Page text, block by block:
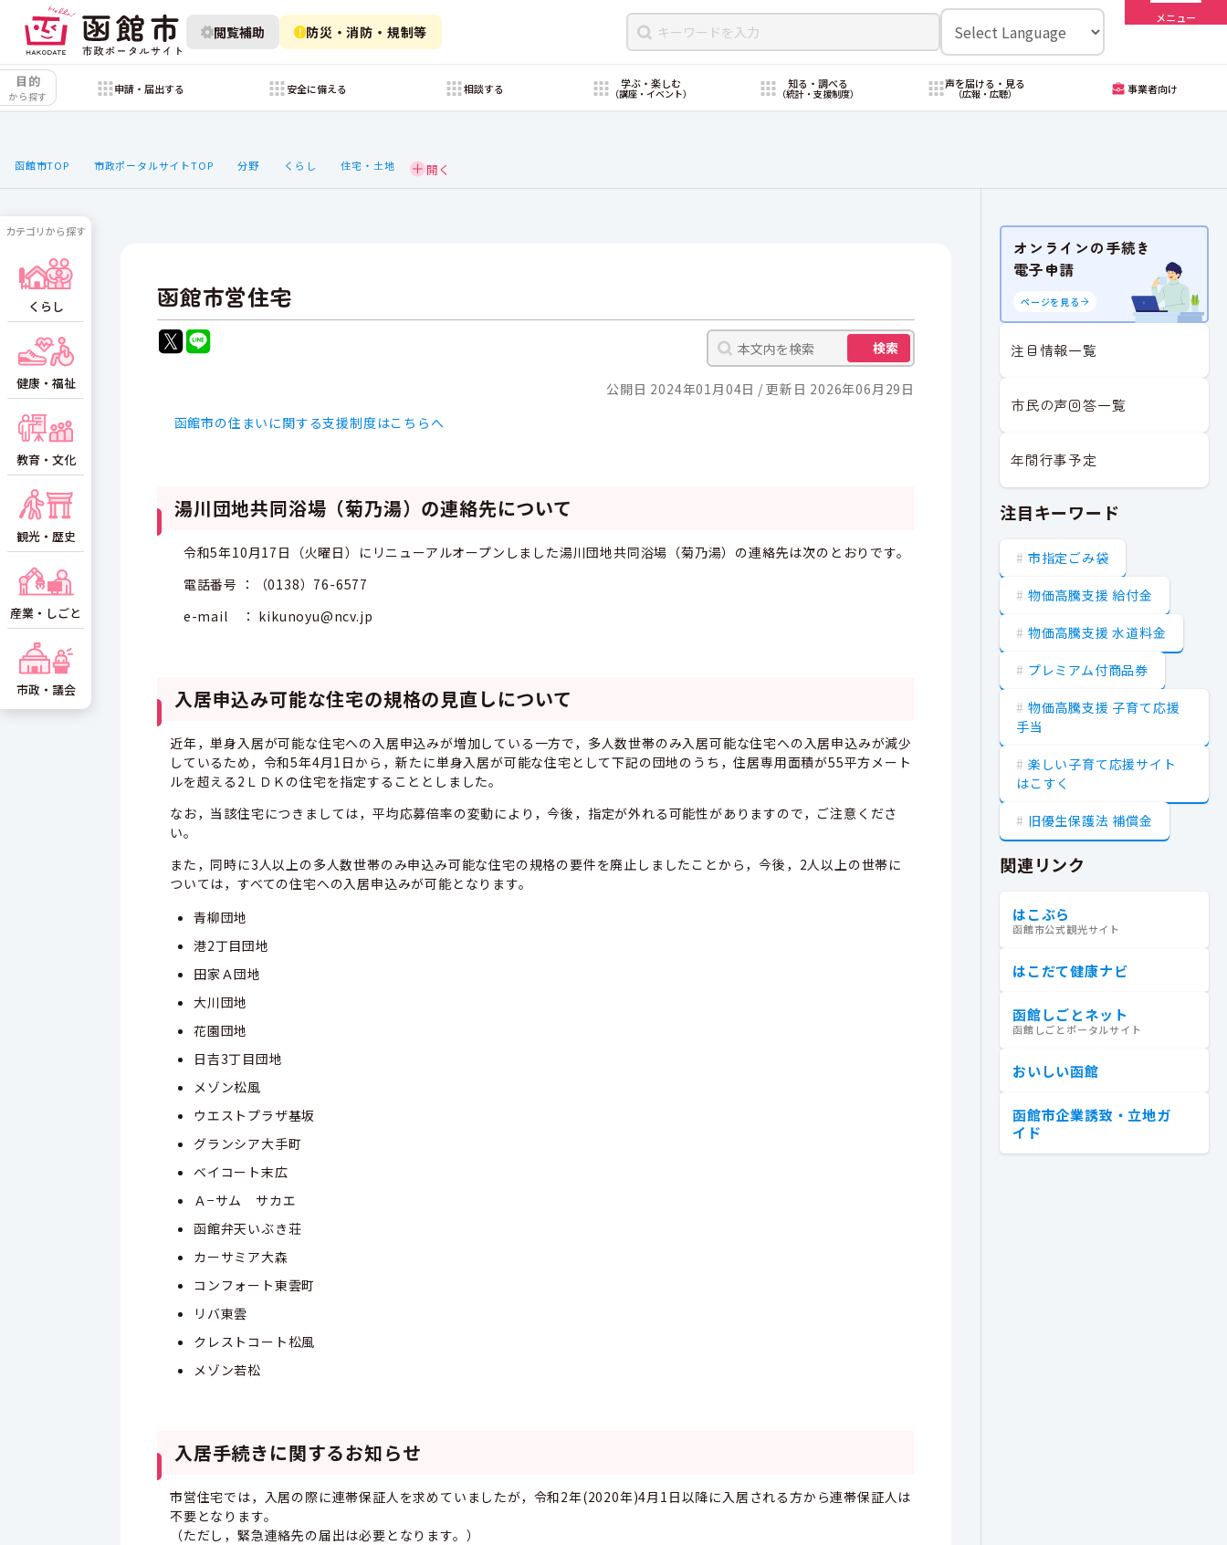
閲覧補助 防災・消防・規制等
メニュー
目的
から探す
申請・届出する 安全に備える 相談する 学ぶ・楽しむ
（講座・イベント）
知る・調べる
（統計・支援制度）
声を届ける・見る
（広報・広聴） 事業者向け
函館市TOP 市政ポータルサイトTOP 分野 くらし 住宅・土地
函館市営住宅
検索
公開日 2024年01月04日
更新日 2026年06月29日
函館市の住まいに関する支援制度はこちらへ
湯川団地共同浴場（菊乃湯）の連絡先について
令和5年10月17日（火曜日）にリニューアルオープンしました湯川団地共同浴場（菊乃湯）の連絡先は次のとおりです。
電話番号 ：（0138）76-6577
e-mail ： kikunoyu@ncv.jp
入居申込み可能な住宅の規格の見直しについて
近年，単身入居が可能な住宅への入居申込みが増加している一方で，多人数世帯のみ入居可能な住宅への入居申込みが減少
しているため，令和5年4月1日から，新たに単身入居が可能な住宅として下記の団地のうち，住居専用面積が55平方メート
ルを超える2ＬＤＫの住宅を指定することとしました。
なお，当該住宅につきましては，平均応募倍率の変動により，今後，指定が外れる可能性がありますので，ご注意くださ
い。
また，同時に3人以上の多人数世帯のみ申込み可能な住宅の規格の要件を廃止しましたことから，今後，2人以上の世帯に
ついては，すべての住宅への入居申込みが可能となります。
青柳団地
港2丁目団地
田家Ａ団地
大川団地
花園団地
日吉3丁目団地
メゾン松風
ウエストプラザ基坂
グランシア大手町
ベイコート末広
Ａ−サム サカエ
函館弁天いぶき荘
カーサミア大森
コンフォート東雲町
リバ東雲
クレストコート松風
メゾン若松
入居手続きに関するお知らせ
市営住宅では，入居の際に連帯保証人を求めていましたが，令和2年(2020年)4月1日以降に入居される方から連帯保証人は
不要となります。
（ただし，緊急連絡先の届出は必要となります。）
カテゴリから探す
くらし
健康・福祉
教育・文化
観光・歴史
産業・しごと
市政・議会
オンラインの手続き
電子申請
ページを見る
注目情報一覧
市民の声回答一覧
年間行事予定
注目キーワード
市指定ごみ袋
物価高騰支援 給付金
物価高騰支援 水道料金
プレミアム付商品券
物価高騰支援 子育て応援
手当
楽しい子育て応援サイト
はこすく
旧優生保護法 補償金
関連リンク
はこぶら
函館市公式観光サイト
はこだて健康ナビ
函館しごとネット
函館しごとポータルサイト
おいしい函館
函館市企業誘致・立地ガ
イド